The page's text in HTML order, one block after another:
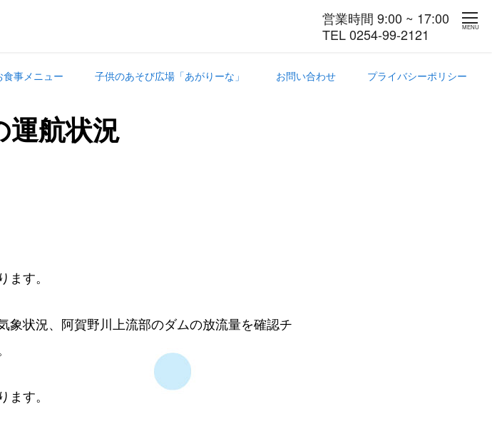
営業時間 9:00 ~ 17:00
TEL 0254-99-2121
MENU
食事メニュー 子供のあそび広場「あがりーな」 お問い合わせ プライバシーポリシー
運航状況
す。
状況、阿賀野川上流部のダムの放流量を確認チ
す。